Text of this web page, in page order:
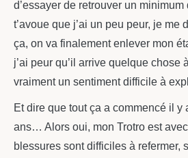
d’essayer de retrouver un minimum
t’avoue que j’ai un peu peur, je me
ça, on va finalement enlever mon
j’ai peur qu’il arrive quelque chose
vraiment un sentiment difficile à
Et dire que tout ça a commencé il y
ans… Alors oui, mon Trotro est
blessures sont difficiles à refermer,